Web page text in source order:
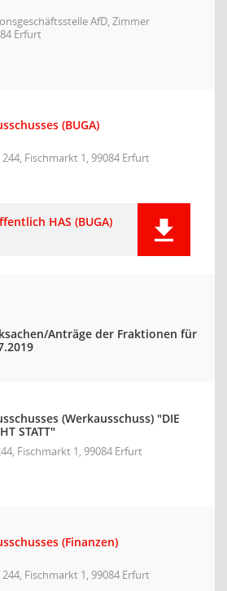
AfD, Zimmer
Erfurt
(BUGA)
Fischmarkt 1, 99084 Erfurt
HAS (BUGA)
Anträge der Fraktionen für
(Werkausschuss) "DIE
STATT"
Fischmarkt 1, 99084 Erfurt
(Finanzen)
Fischmarkt 1, 99084 Erfurt